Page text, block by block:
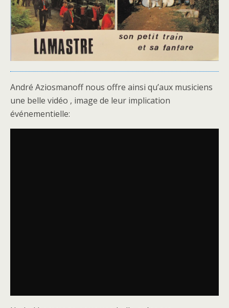
André Aziosmanoff nous offre ainsi qu’aux musiciens
une belle vidéo , image de leur implication
événementielle: